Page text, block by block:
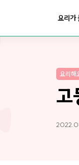
요리가
요리해